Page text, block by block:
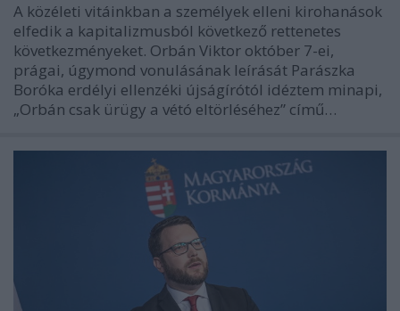
A közéleti vitáinkban a személyek elleni kirohanások
elfedik a kapitalizmusból következő rettenetes
következményeket. Orbán Viktor október 7-ei,
prágai, úgymond vonulásának leírását Parászka
Boróka erdélyi ellenzéki újságírótól idéztem minapi,
„Orbán csak ürügy a vétó eltörléséhez” című…